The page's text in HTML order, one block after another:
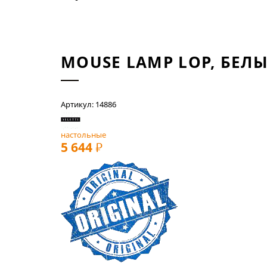
MOUSE LAMP LOP,
Артикул: 14886
настольные
5 644 РУБ